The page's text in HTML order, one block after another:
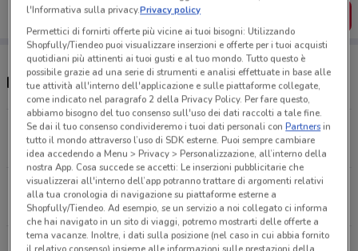
SCARICA L’APP
Negozi Flying Tiger a Torre del Greco
Piazza Garibaldi 1 Napoli
10.5 km
Piazza Garibaldi, 1 Napoli
10.8 km
APERTO
Via Masullo 76 Napoli
l'Informativa sulla privacy.Privacy policy
Permettici di fornirti offerte più vicine ai tuoi bisogni: Utilizzando
Shopfully/Tiendeo puoi visualizzare inserzioni e offerte per i tuoi acquisti
quotidiani più attinenti ai tuoi gusti e al tuo mondo. Tutto questo è
possibile grazie ad una serie di strumenti e analisi effettuate in base alle
tue attività all'interno dell'applicazione e sulle piattaforme collegate,
come indicato nel paragrafo 2 della Privacy Policy. Per fare questo,
abbiamo bisogno del tuo consenso sull'uso dei dati raccolti a tale fine.
Se dai il tuo consenso condivideremo i tuoi dati personali conPartnersin
tutto il mondo attraverso l’uso di SDK esterne. Puoi sempre cambiare
idea accedendo a Menu > Privacy > Personalizzazione, all’interno della
nostra App. Cosa succede se accetti: Le inserzioni pubblicitarie che
visualizzerai all'interno dell’app potranno trattare di argomenti relativi
alla tua cronologia di navigazione su piattaforme esterne a
Shopfully/Tiendeo. Ad esempio, se un servizio a noi collegato ci informa
che hai navigato in un sito di viaggi, potremo mostrarti delle offerte a
tema vacanze. Inoltre, i dati sulla posizione (nel caso in cui abbia fornito